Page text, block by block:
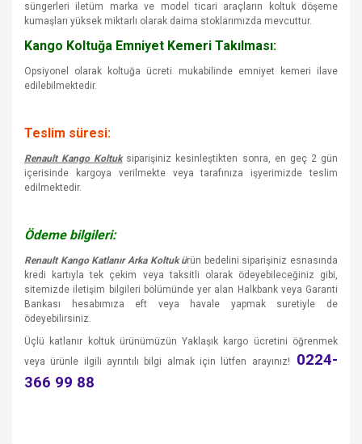
süngerleri iletüm marka ve model ticari araçların koltuk döşeme
kumaşları yüksek miktarlı olarak daima stoklarımızda mevcuttur.
Kango Koltuğa Emniyet Kemeri Takılması:
Opsiyonel olarak koltuğa ücreti mukabilinde emniyet kemeri ilave
edilebilmektedir.
Teslim süresi:
Renault Kango Koltuksiparişiniz kesinleştikten sonra, en geç 2 gün
içerisinde kargoya verilmekte veya tarafınıza işyerimizde teslim
edilmektedir.
Ödeme bilgileri:
Renault Kango Katlanır Arka Koltuk ürün bedelini siparişiniz esnasında
kredi kartıyla tek çekim veya taksitli olarak ödeyebileceğiniz gibi,
sitemizde iletişim bilgileri bölümünde yer alan Halkbank veya Garanti
Bankası hesabımıza eft veya havale yapmak suretiyle de
ödeyebilirsiniz.
Üçlü katlanır koltuk ürünümüzün Yaklaşık kargo ücretini öğrenmek
veya ürünle ilgili ayrıntılı bilgi almak için lütfen arayınız!
0224-
366 99 88